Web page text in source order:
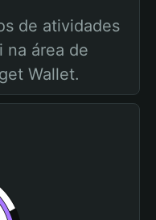
de atividades
na área de
Wallet.